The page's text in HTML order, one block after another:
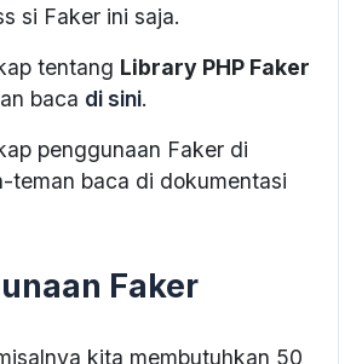
si Faker ini saja.
tentang Library PHP Faker
baca di sini.
penggunaan Faker di
teman baca di dokumentasi
Faker
kita membutuhkan 50